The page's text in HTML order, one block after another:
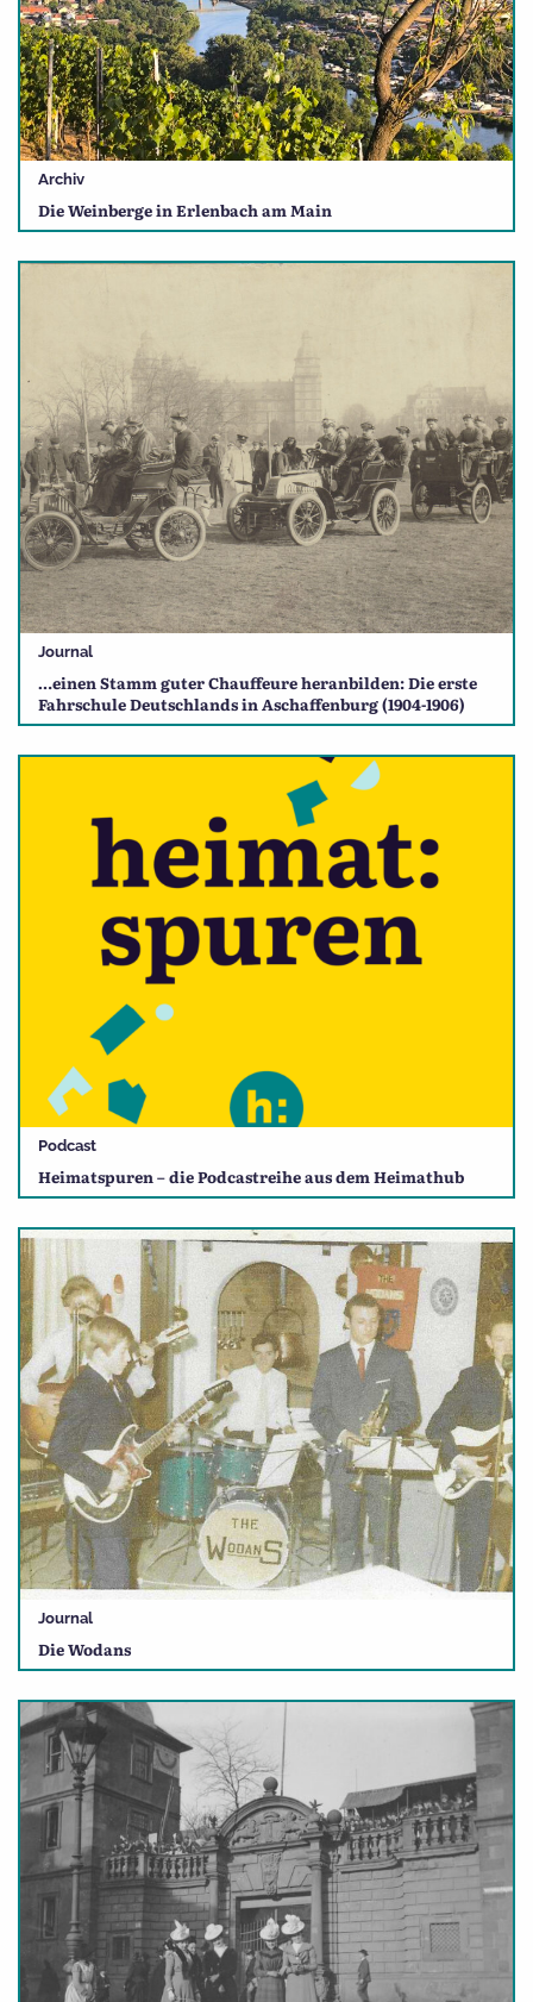
Archiv
Die Weinberge in Erlenbach am Main
Journal
…einen Stamm guter Chauffeure heranbilden: Die erste
Fahrschule Deutschlands in Aschaffenburg (1904-1906)
Podcast
Heimatspuren – die Podcastreihe aus dem Heimathub
Journal
Die Wodans